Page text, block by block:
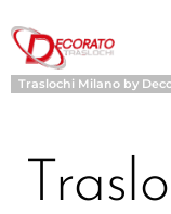
Traslochi Milano by